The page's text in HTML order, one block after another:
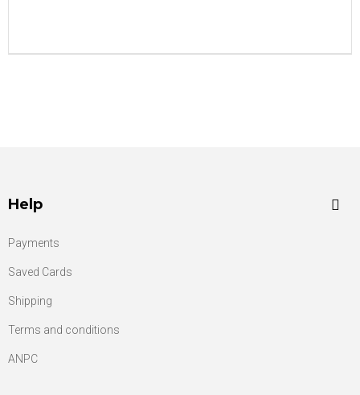
Help
Payments
Saved Cards
Shipping
Terms and conditions
ANPC